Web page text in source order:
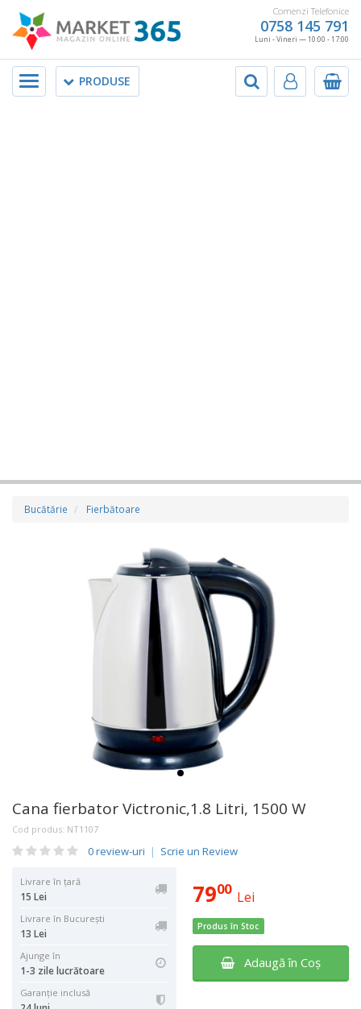
Comenzi Telefonice
0758 145 791
Luni - Vineri — 10:00 - 17:00
PRODUSE
Meniu
Bucătărie Fierbătoare
Cana fierbator Victronic,1.8 Litri, 1500 W
Cod produs: NT1107
0 review-uri | Scrie un Review
Livrare în țară
15 Lei
Livrare în București
13 Lei
Ajunge în
1-3 zile lucrătoare
Garanţie inclusă
7900 Lei
Produs în Stoc
Adaugă în Coş